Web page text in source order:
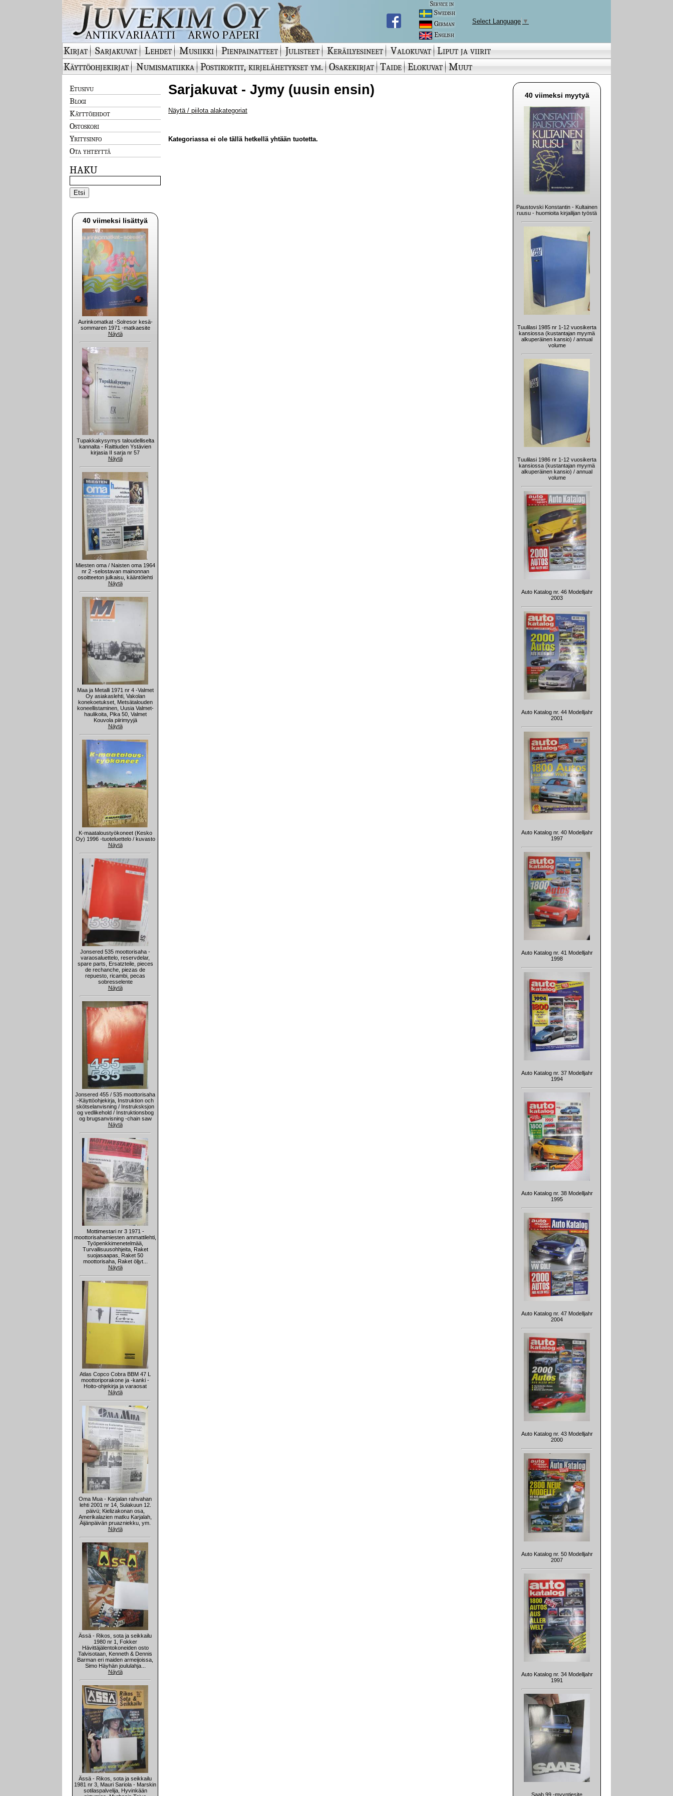
Service in
Swedish
German
English
Select Language ▼
Kirjat Sarjakuvat Lehdet Musiikki Pienpainatteet Julisteet Keräilyesineet Valokuvat Liput ja viirit
Käyttöohjekirjat
Numismatiikka Postikortit, kirjelähetykset ym. Osakekirjat Taide Elokuvat Muut
Etusivu
Blogi
Käyttöehdot
Ostoskori
Yritysinfo
Ota yhteyttä
HAKU
40 viimeksi lisättyä
Aurinkomatkat -Solresor kesä-
sommaren 1971 -matkaesite
Näytä
Tupakkakysymys taloudelliselta
kannalta - Raittiuden Ystävien
kirjasia II sarja nr 57
Näytä
Miesten oma / Naisten oma 1964
nr 2 -selostavan mainonnan
osoitteeton julkaisu, kääntölehti
Näytä
Maa ja Metalli 1971 nr 4 -Valmet
Oy asiakaslehti, Vakolan
konekoetukset, Metsätalouden
koneellistaminen, Uusia Valmet-
haulikoita, Pika 50, Valmet
Kouvola piirimyyjä
Näytä
K-maataloustyökoneet (Kesko
Oy) 1996 -tuoteluettelo / kuvasto
Näytä
Jonsered 535 moottorisaha -
varaosaluettelo, reservdelar,
spare parts, Ersatzteile, pieces
de rechanche, piezas de
repuesto, ricambi, pecas
sobresselente
Näytä
Jonsered 455 / 535 moottorisaha
-Käyttöohjekirja, Instruktion och
skötselanvisning / Instruksksjon
og vedlikehold / Instruktionsbog
og brugsanvisning -chain saw
Näytä
Mottimestari nr 3 1971 -
moottorisahamiesten ammattilehti,
Työpenkkimenetelmää,
Turvallisuusohhjeita, Raket
suojasaapas, Raket 50
moottorisaha, Raket öljyt...
Näytä
Atlas Copco Cobra BBM 47 L
moottoriporakone ja -kanki -
Hoito-ohjekirja ja varaosat
Näytä
Oma Mua - Karjalan rahvahan
lehti 2001 nr 14, Sulakuun 12.
päivü; Kielizakonan osa,
Amerikalazien matku Karjalah,
Äijänpäivän pruazniekku, ym.
Näytä
Ässä - Rikos, sota ja seikkailu
1980 nr 1, Fokker
Hävittäjälentokoneiden osto
Talvisotaan, Kenneth & Dennis
Barman eri maiden armeijoissa,
Simo Häyhän joululahja...
Näytä
Ässä - Rikos, sota ja seikkailu
1981 nr 3, Mauri Sariola - Marskin
sotilaspalvelija, Hyvinkään
Sarjakuvat - Jymy (uusin ensin)
Näytä / piilota alakategoriat
Kategoriassa ei ole tällä hetkellä yhtään tuotetta.
40 viimeksi myytyä
Paustovski Konstantin - Kultainen
ruusu - huomioita kirjailijan työstä
Tuulilasi 1985 nr 1-12 vuosikerta
kansiossa (kustantajan myymä
alkuperäinen kansio) / annual
volume
Tuulilasi 1986 nr 1-12 vuosikerta
kansiossa (kustantajan myymä
alkuperäinen kansio) / annual
volume
Auto Katalog nr. 46 Modelljahr
2003
Auto Katalog nr. 44 Modelljahr
2001
Auto Katalog nr. 40 Modelljahr
1997
Auto Katalog nr. 41 Modelljahr
1998
Auto Katalog nr. 37 Modelljahr
1994
Auto Katalog nr. 38 Modelljahr
1995
Auto Katalog nr. 47 Modelljahr
2004
Auto Katalog nr. 43 Modelljahr
2000
Auto Katalog nr. 50 Modelljahr
2007
Auto Katalog nr. 34 Modelljahr
1991
Saab 99 -myyntiesite